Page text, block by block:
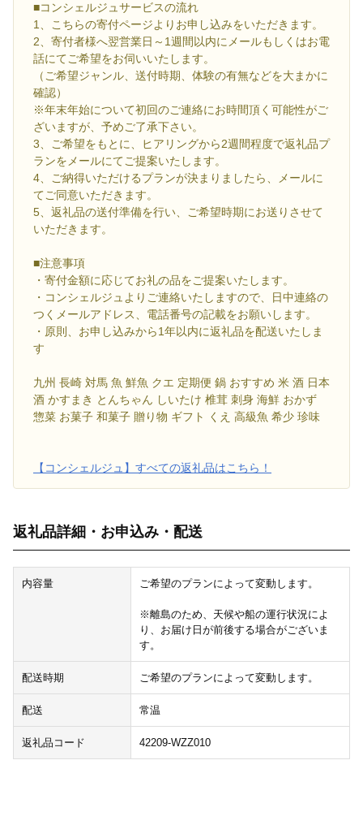
■コンシェルジュサービスの流れ
1、こちらの寄付ページよりお申し込みをいただきます。
2、寄付者様へ翌営業日～1週間以内にメールもしくはお電
話にてご希望をお伺いいたします。
（ご希望ジャンル、送付時期、体験の有無などを大まかに
確認）
※年末年始について初回のご連絡にお時間頂く可能性がご
ざいますが、予めご了承下さい。
3、ご希望をもとに、ヒアリングから2週間程度で返礼品プ
ランをメールにてご提案いたします。
4、ご納得いただけるプランが決まりましたら、メールに
てご同意いただきます。
5、返礼品の送付準備を行い、ご希望時期にお送りさせて
いただきます。
■注意事項
・寄付金額に応じてお礼の品をご提案いたします。
・コンシェルジュよりご連絡いたしますので、日中連絡の
つくメールアドレス、電話番号の記載をお願いします。
・原則、お申し込みから1年以内に返礼品を配送いたしま
す
九州 長崎 対馬 魚 鮮魚 クエ 定期便 鍋 おすすめ 米 酒 日本
酒 かすまき とんちゃん しいたけ 椎茸 刺身 海鮮 おかず
惣菜 お菓子 和菓子 贈り物 ギフト くえ 高級魚 希少 珍味
【コンシェルジュ】すべての返礼品はこちら！
返礼品詳細・お申込み・配送
内容量 ご希望のプランによって変動します。
※離島のため、天候や船の運行状況によ
り、お届け日が前後する場合がございま
す。
配送時期 ご希望のプランによって変動します。
配送 常温
返礼品コード 42209-WZZ010